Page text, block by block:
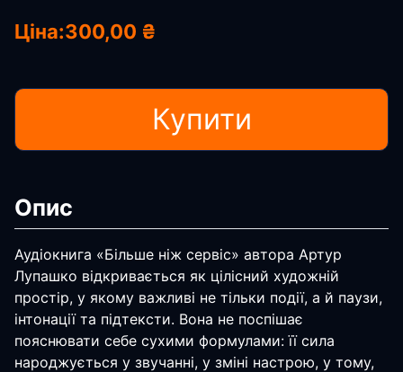
Ціна:300,00 ₴
Купити
Опис
Аудіокнига «Більше ніж сервіс» автора Артур
Лупашко відкривається як цілісний художній
простір, у якому важливі не тільки події, а й паузи,
інтонації та підтексти. Вона не поспішає
пояснювати себе сухими формулами: її сила
народжується у звучанні, у зміні настрою, у тому,